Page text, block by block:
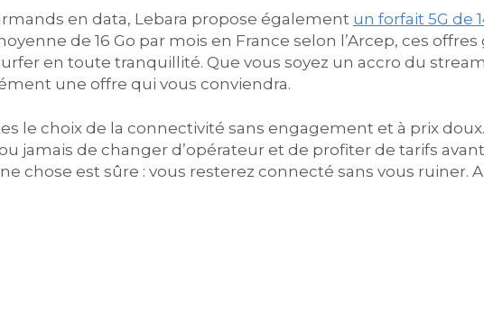
en data, Lebara propose également un forfait 5G de
de 16 Go par mois en France selon l’Arcep, ces
en toute tranquillité. Que vous soyez un accro du
une offre qui vous conviendra.
le choix de la connectivité sans engagement et à prix
jamais de changer d’opérateur et de profiter de tarifs
chose est sûre : vous resterez connecté sans vous ruiner.